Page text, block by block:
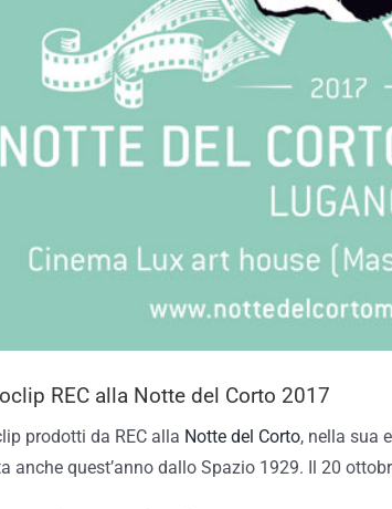
REC alla Notte del Corto 2017
prodotti da REC alla Notte del Corto, nella sua
anche quest’anno dallo Spazio 1929. Il 20